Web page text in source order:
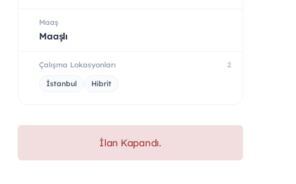
Maaş
Maaşlı
Çalışma Lokasyonları 2
İstanbul Hibrit
İlan Kapandı.